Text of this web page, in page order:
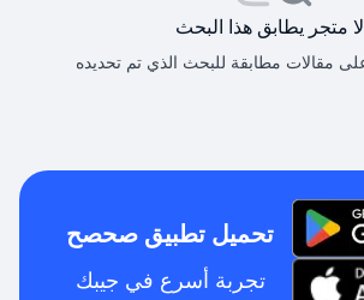
لا متجر يطابق هذا البحث
تحميل تطبيق صحصح
تجربة أسرع في جيبك